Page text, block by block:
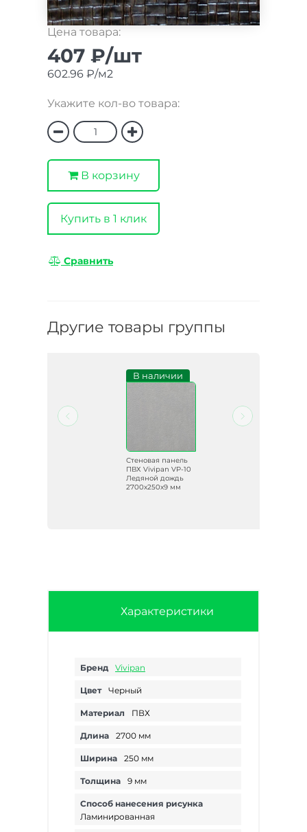
Цена товара:
407 ₽/шт
602.96 ₽/м2
Укажите кол-во товара:
В корзину
Купить в 1 клик
Сравнить
Другие товары группы
В наличии
Стеновая панель
ПВХ Vivipan VP-10
Ледяной дождь
2700х250х9 мм
Характеристики
Бренд Vivipan
Цвет Черный
Материал ПВХ
Длина 2700 мм
Ширина 250 мм
Толщина 9 мм
Способ нанесения рисунка
Ламинированная